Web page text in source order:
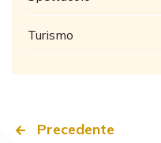
Turismo
Precedente